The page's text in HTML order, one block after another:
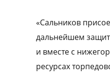
«Сальников
дальнейшем
и вместе с
ресурсах